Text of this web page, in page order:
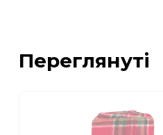
Переглянуті